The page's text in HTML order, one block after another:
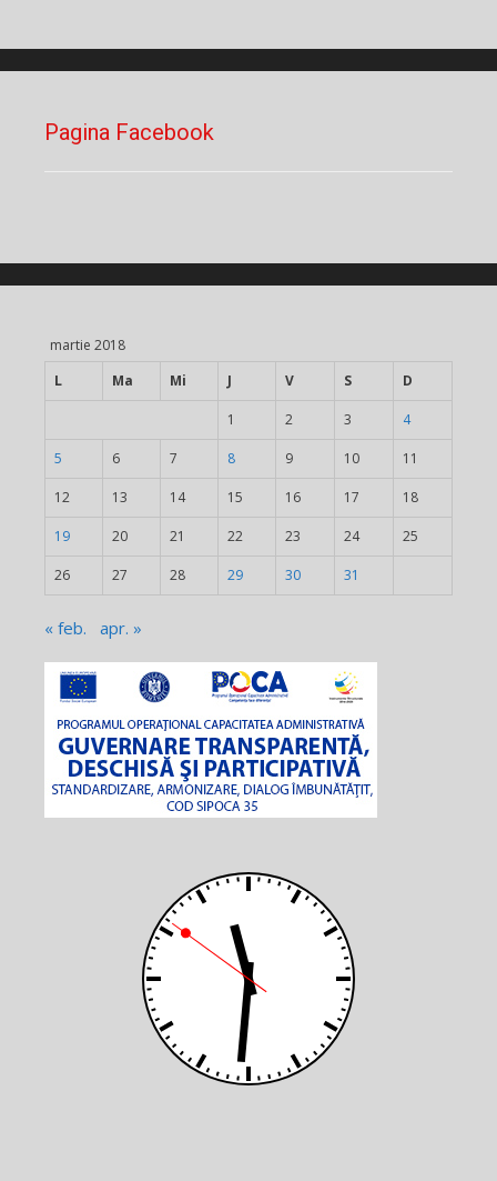
Pagina Facebook
martie 2018
L
Ma Mi J V S D
1 2 3 4
5 6 7 8 9 10 11
12 13 14 15 16 17 18
19 20 21 22 23 24 25
26 27 28 29 30 31
« feb. apr. »